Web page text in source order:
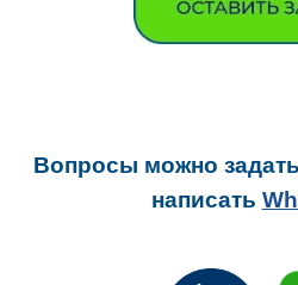
Вопросы можно задать
написать